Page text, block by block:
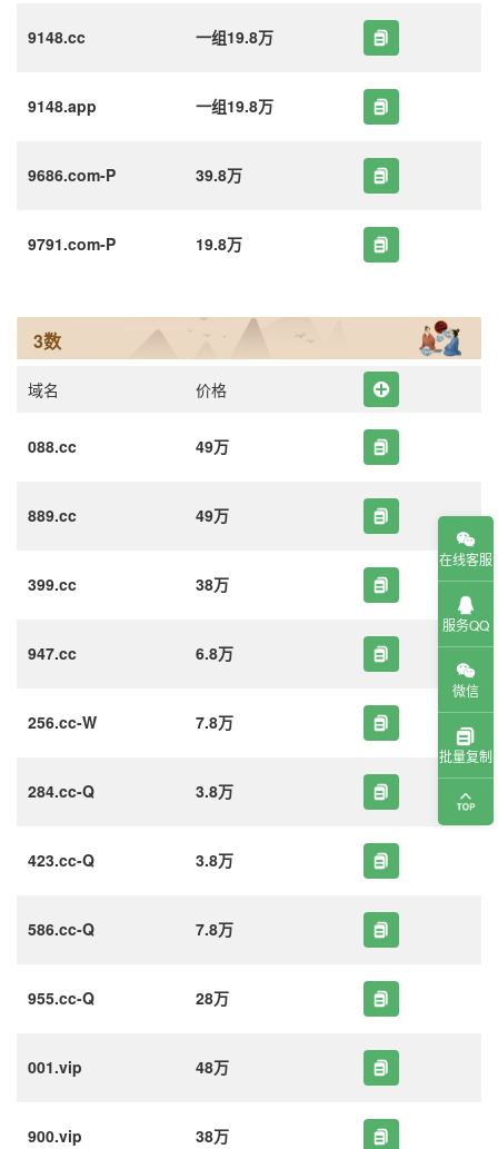
9148.cc 一组19.8万
9148.app 一组19.8万
9686.com-P 39.8万
9791.com-P 19.8万
3数
域名 价格
088.cc 49万
889.cc 49万
399.cc 38万
947.cc 6.8万
256.cc-W 7.8万
284.cc-Q 3.8万
423.cc-Q 3.8万
586.cc-Q 7.8万
955.cc-Q 28万
001.vip 48万
900.vip 38万
在线客服
服务QQ
微信
批量复制